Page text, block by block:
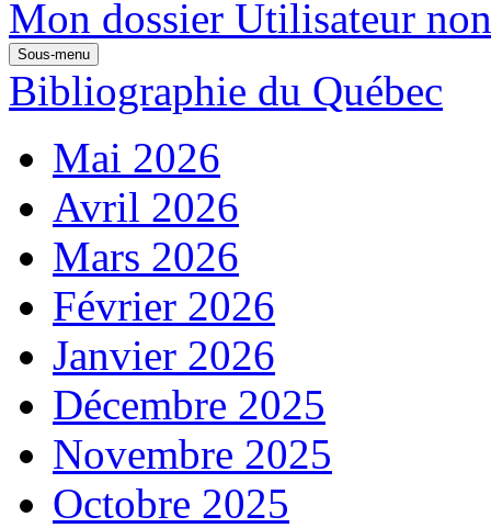
Mon dossier Utilisateur
Sous-menu
Bibliographie du Québec
Mai 2026
Avril 2026
Mars 2026
Février 2026
Janvier 2026
Décembre 2025
Novembre 2025
Octobre 2025